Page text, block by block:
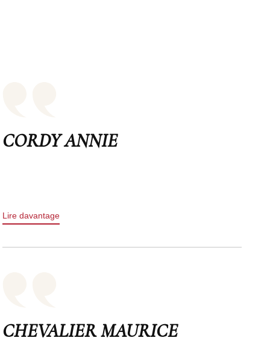
CORDY ANNIE
Lire davantage
CHEVALIER MAURICE